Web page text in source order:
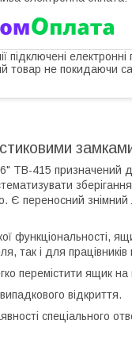
підключені
товар не покидаючи
TB-415 призначений
Є переносний
функціональності,
так і для
перемістити ящик на
відкриття.
спеціального